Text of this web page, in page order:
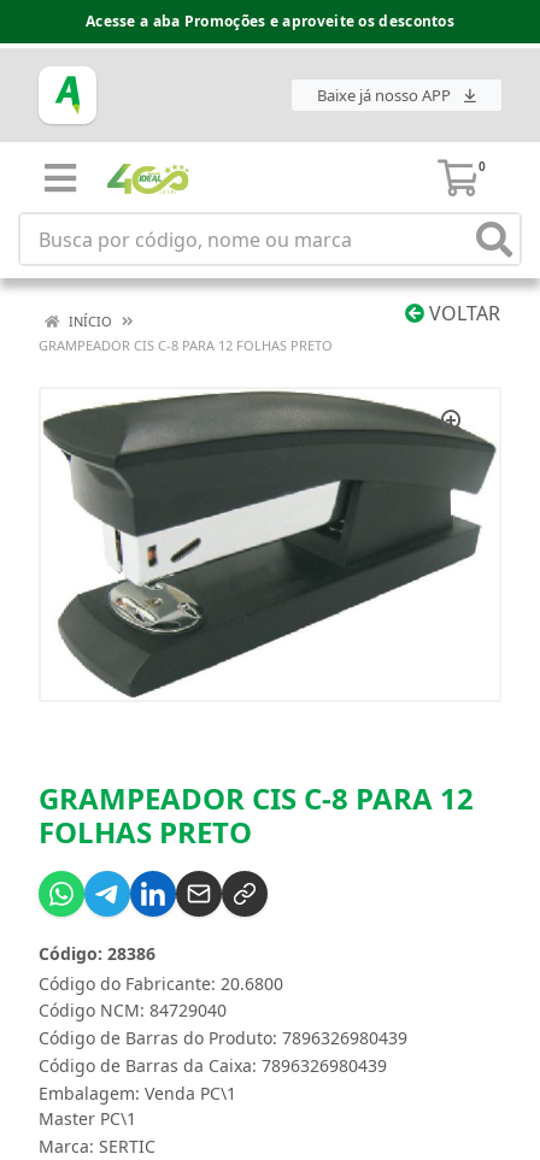
Acesse a aba Promoções e aproveite os descontos
Baixe já nosso APP
0
VOLTAR
INÍCIO
GRAMPEADOR CIS C-8 PARA 12 FOLHAS PRETO
GRAMPEADOR CIS C-8 PARA 12
FOLHAS PRETO
Código do Fabricante: 20.6800
Código: 28386
Código NCM: 84729040
Código de Barras do Produto: 7896326980439
Código de Barras da Caixa: 7896326980439
Embalagem: Venda PC\1
Master PC\1
Marca: SERTIC